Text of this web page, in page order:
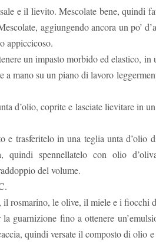
e il lievito. Mescolate bene, quindi
aggiungendo ancora un po’
appiccicoso.
un impasto morbido ed elastico, in
a mano su un piano di lavoro
d’olio, coprite e lasciate lievitare in
e trasferitelo in una teglia unta d’olio
quindi spennellatelo con olio
del volume.
rosmarino, le olive, il miele e i fiocchi
la guarnizione fino a ottenere
quindi versate il composto di olio